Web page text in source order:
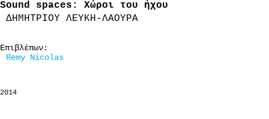
Sound spaces: Χώροι του ήχου
ΔΗΜΗΤΡΙΟΥ ΛΕΥΚΗ-ΛΑΟΥΡΑ
Επιβλέπων:
Remy Nicolas
2014